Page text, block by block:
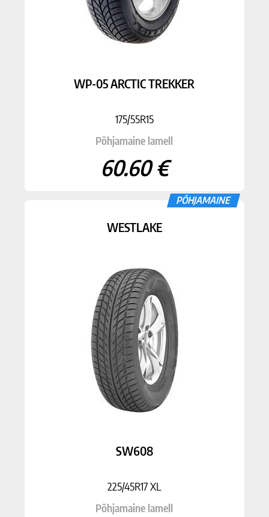
WP-05 ARCTIC TREKKER
175/55R15
Põhjamaine lamell
60.60 €
PÕHJAMAINE
WESTLAKE
SW608
225/45R17 XL
Põhjamaine lamell